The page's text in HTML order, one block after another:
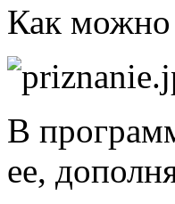
Как можно
В
ее,